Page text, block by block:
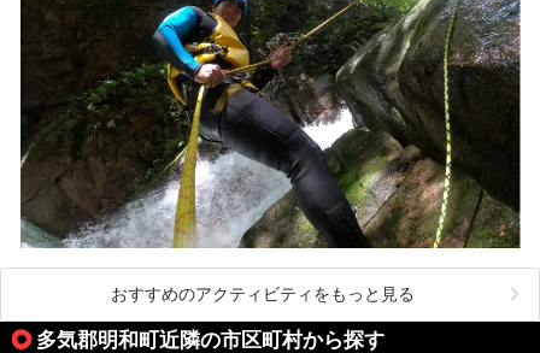
おすすめのアクティビティをもっと見る
多気郡明和町近隣の市区町村から探す